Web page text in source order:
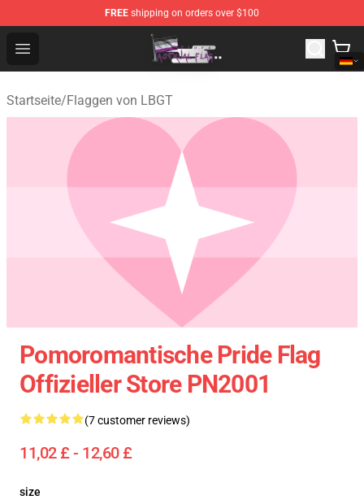
FREE shipping on orders over $100
Open menu
Asexual Flag Shop - The Best Store of Asexual Flag
Startseite/Flaggen von LBGT
Pomoromantische Pride Flag
Offizieller Store PN2001
(7 customer reviews)
11,02 £ - 12,60 £
size